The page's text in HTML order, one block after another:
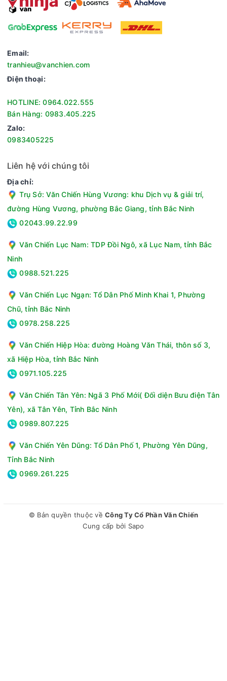
Inverter nhằm tối ưu hiệu quả vận hành và giảm mức tiêu thụ
điện năng. Hệ thống điều khiển linh hoạt phối hợp giữa máy
nén và quạt gió giúp duy trì nhiệt độ ổn định trong phòng.
Nhờ đó, thiết bị vừa đảm bảo khả năng làm mát hiệu quả vừa
góp phần giảm chi phí điện năng trong quá trình sử dụng. Chỉ
số hiệu suất năng lượng CSPF cao cũng hỗ trợ nâng cao khả
năng tiết kiệm điện và giảm tác động đến môi trường.
Cân bằng giữa tiết kiệm điện và sự thoải mái khi sử dụng
Panasonic Inverter 9.000BTU RU9CKH-8D tích hợp chế độ
làm lạnh phù hợp với điều kiện trong phòng. Hệ thống có khả
năng nhận diện và tự động tối ưu mức hoạt động để duy trì
cảm giác dễ chịu cho người dùng. Với cơ chế vận hành linh
Email:
tranhieu@vanchien.com
Điện thoại:
HOTLINE: 0964.022.555
Bán Hàng: 0983.405.225
Zalo:
0983405225
Liên hệ với chúng tôi
Địa chỉ:
Trụ Sở: Văn Chiến Hùng Vương: khu Dịch vụ & giải trí,
đường Hùng Vương, phường Bắc Giang, tỉnh Bắc Ninh
02043.99.22.99
Văn Chiến Lục Nam: TDP Đồi Ngô, xã Lục Nam, tỉnh Bắc
Ninh
0988.521.225
Văn Chiến Lục Ngạn: Tổ Dân Phố Minh Khai 1, Phường
Chũ, tỉnh Bắc Ninh
0978.258.225
Văn Chiến Hiệp Hòa: đường Hoàng Văn Thái, thôn số 3,
xã Hiệp Hòa, tỉnh Bắc Ninh
0971.105.225
Văn Chiến Tân Yên: Ngã 3 Phố Mới( Đối diện Bưu điện Tân
Yên), xã Tân Yên, Tỉnh Bắc Ninh
0989.807.225
Văn Chiến Yên Dũng: Tổ Dân Phố 1, Phường Yên Dũng,
Tỉnh Bắc Ninh
0969.261.225
© Bản quyền thuộc về Công Ty Cổ Phần Văn Chiến
Cung cấp bởi Sapo